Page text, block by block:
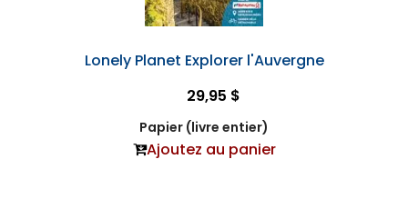
Lonely Planet Explorer l'Auvergne
29,95 $
Papier (livre entier)
Ajoutez au panier